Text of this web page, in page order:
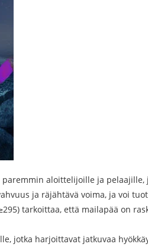
aloittelijoille ja
ja räjähtävä voima, ja voi
tarkoittaa, että mailapää on
jotka harjoittavat jatkuvaa